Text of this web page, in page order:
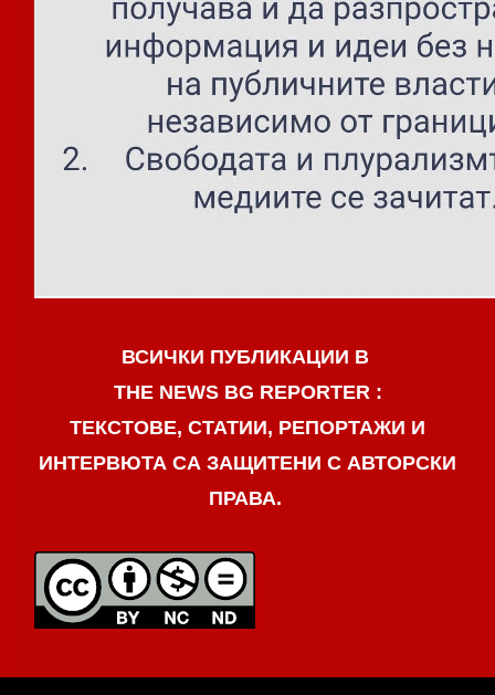
ВСИЧКИ ПУБЛИКАЦИИ В
THE NEWS BG REPORTER :
ТЕКСТОВЕ, СТАТИИ, РЕПОРТАЖИ И
ИНТЕРВЮТА СА ЗАЩИТЕНИ С АВТОРСКИ
ПРАВА.